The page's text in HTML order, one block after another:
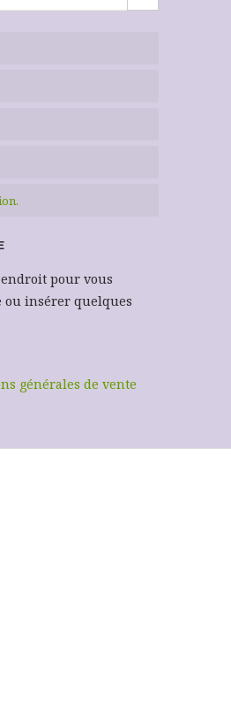
endroit pour vous
ou insérer quelques
générales de vente